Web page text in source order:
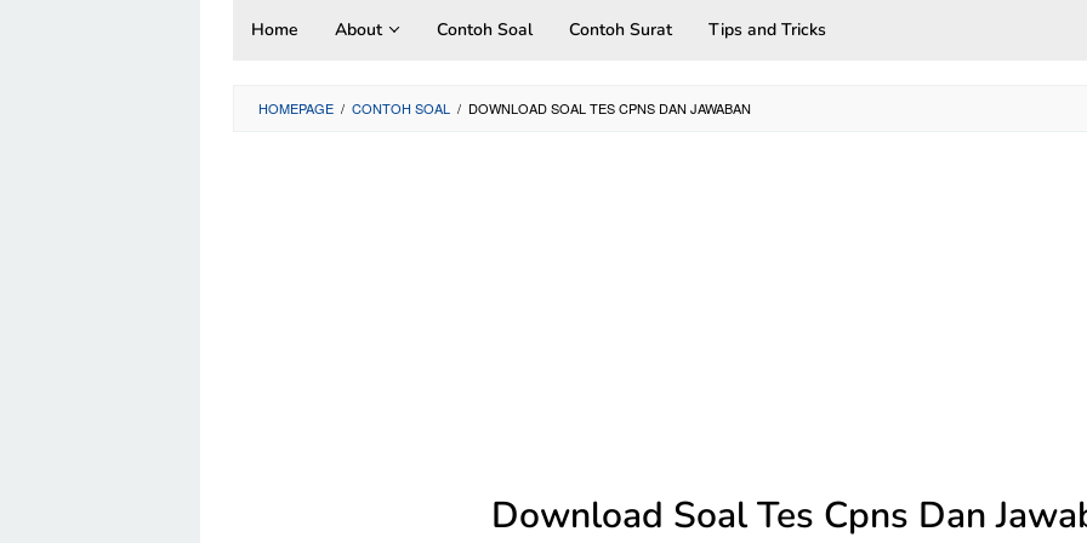
Home About Contoh Soal Contoh Surat Tips and Tricks
HOMEPAGE / CONTOH SOAL / DOWNLOAD SOAL TES CPNS DAN JAWABAN
Download Soal Tes Cpns Dan